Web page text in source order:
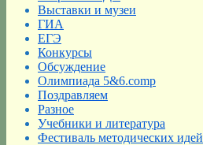
Выставки и музеи
ГИА
ЕГЭ
Конкурсы
Обсуждение
Олимпиада 5&6.comp
Поздравляем
Разное
Учебники и литература
Фестиваль методических идей